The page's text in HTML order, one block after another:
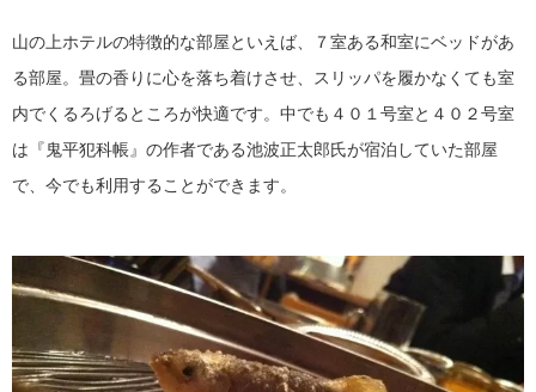
山の上ホテルの特徴的な部屋といえば、７室ある和室にベッドがあ
る部屋。畳の香りに心を落ち着けさせ、スリッパを履かなくても室
内でくるろげるところが快適です。中でも４０１号室と４０２号室
は『鬼平犯科帳』の作者である池波正太郎氏が宿泊していた部屋
で、今でも利用することができます。